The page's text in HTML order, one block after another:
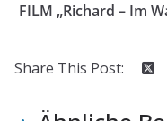
FILM „Richard – Im
Share This Post: